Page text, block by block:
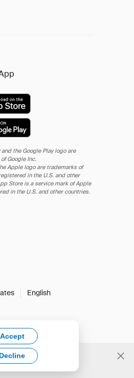
and the Google Play logo are
Google Inc.
Apple logo are trademarks of
in the U.S. and other
Store is a service mark of Apple
in the U.S. and other countries.
English
Accept
Decline